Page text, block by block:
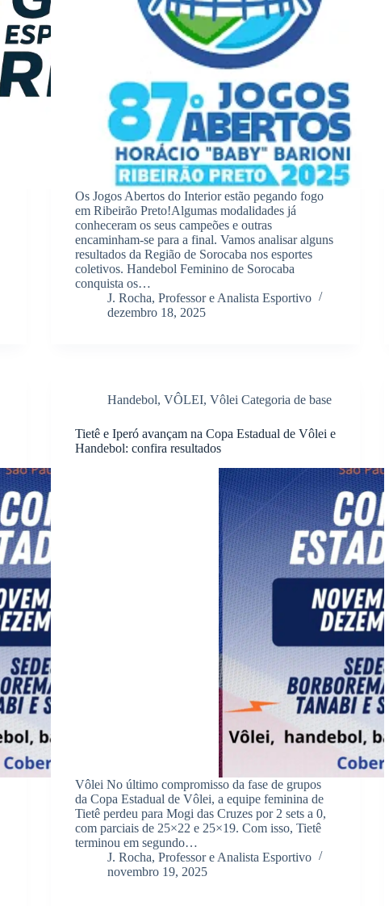
Os Jogos Abertos do Interior estão pegando fogo
em Ribeirão Preto!Algumas modalidades já
conheceram os seus campeões e outras
encaminham-se para a final. Vamos analisar alguns
resultados da Região de Sorocaba nos esportes
coletivos. Handebol Feminino de Sorocaba
conquista os…
J. Rocha, Professor e Analista Esportivo
dezembro 18, 2025
Handebol,VÔLEI,Vôlei Categoria de base
Tietê e Iperó avançam na Copa Estadual de Vôlei e
Handebol: confira resultados
Vôlei No último compromisso da fase de grupos
da Copa Estadual de Vôlei, a equipe feminina de
Tietê perdeu para Mogi das Cruzes por 2 sets a 0,
com parciais de 25×22 e 25×19. Com isso, Tietê
terminou em segundo…
J. Rocha, Professor e Analista Esportivo
novembro 19, 2025